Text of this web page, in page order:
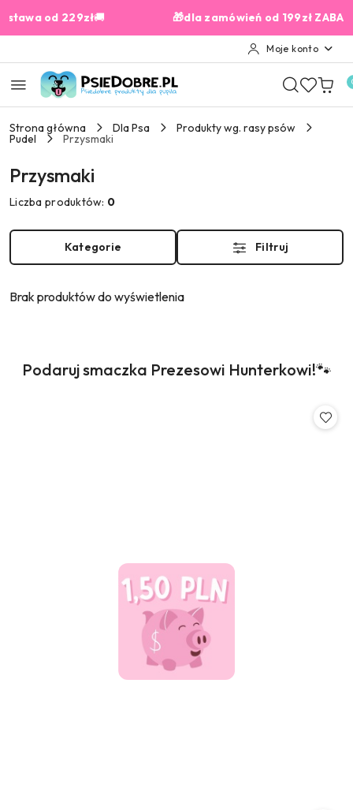
Przejdź do treści głównej
Przejdź do wyszukiwarki
Przejdź do moje konto
Przejdź do menu głównego
Przejdź do stopki
od 229zł🚚 🎁dla zamówień od 199zł ZABAWKA
Moje konto
Strona główna Dla Psa Produkty wg. rasy psów
Pudel Przysmaki
Przysmaki
Liczba produktów: 0
Kategorie Filtruj
Brak produktów do wyświetlenia
Pomiń karuzelę produktów
Produkty
Podaruj smaczka Prezesowi Hunterkowi!🐾